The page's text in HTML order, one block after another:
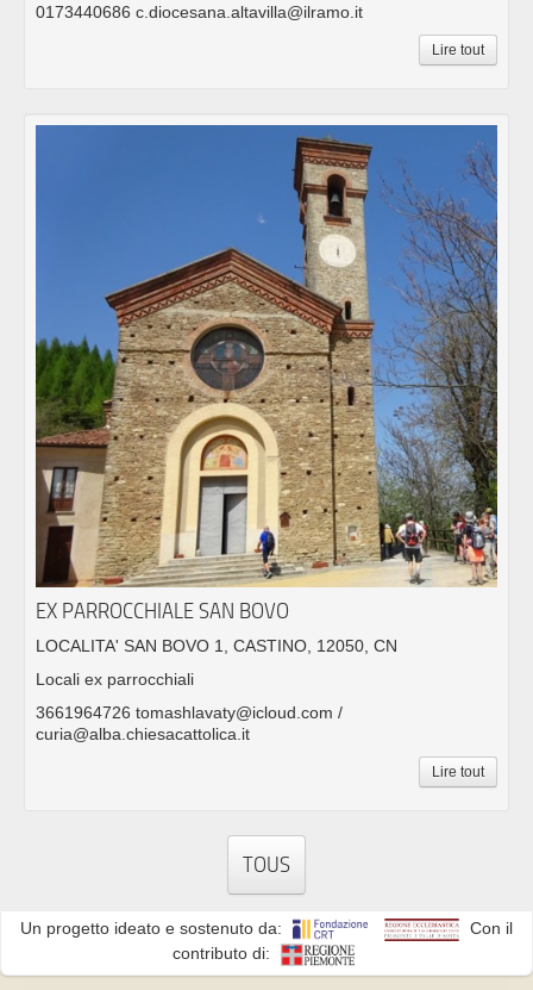
0173440686 c.diocesana.altavilla@ilramo.it
Lire tout
EX PARROCCHIALE SAN BOVO
LOCALITA' SAN BOVO 1, CASTINO, 12050, CN
Locali ex parrocchiali
3661964726 tomashlavaty@icloud.com /
curia@alba.chiesacattolica.it
Lire tout
TOUS
Un progetto ideato e sostenuto da:
Con il
contributo di: